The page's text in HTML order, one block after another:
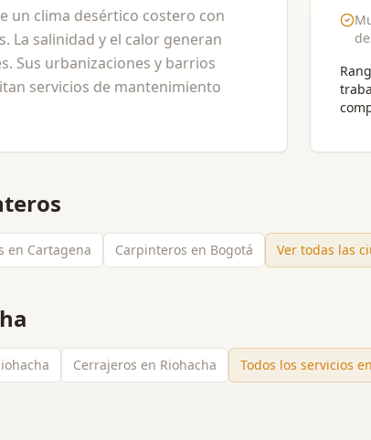
un clima desértico costero con
La salinidad y el calor generan
Sus urbanizaciones y barrios
servicios de mantenimiento
en Cartagena Carpinteros en Bogotá Ver todas las
Cerrajeros en Riohacha Todos los servicios en